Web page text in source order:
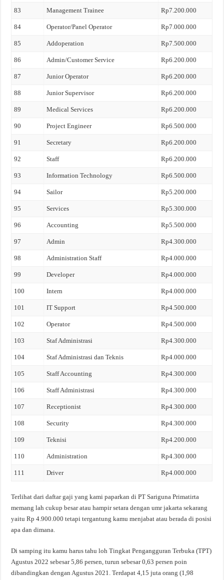
83 Management Trainee Rp7.200.000
84 Operator/Panel Operator Rp7.000.000
85 Addoperation Rp7.500.000
86 Admin/Customer Service Rp6.200.000
87 Junior Operator Rp6.200.000
88 Junior Supervisor Rp6.200.000
89 Medical Services Rp6.200.000
90 Project Engineer Rp6.500.000
91 Secretary Rp6.200.000
92 Staff Rp6.200.000
93 Information Technology Rp6.500.000
94 Sailor Rp5.200.000
95 Services Rp5.300.000
96 Accounting Rp5.500.000
97 Admin Rp4.300.000
98 Administration Staff Rp4.000.000
99 Developer Rp4.000.000
100 Intern Rp4.000.000
101 IT Support Rp4.500.000
102 Operator Rp4.500.000
103 Staf Administrasi Rp4.300.000
104 Staf Administrasi dan Teknis Rp4.000.000
105 Staff Accounting Rp4.300.000
106 Staff Administrasi Rp4.300.000
107 Receptionist Rp4.300.000
108 Security Rp4.300.000
109 Teknisi Rp4.200.000
110 Administration Rp4.300.000
111 Driver Rp4.000.000
Terlihat dari daftar gaji yang kami paparkan di PT Sariguna Primatirta
memang lah cukup besar atau hampir setara dengan umr jakarta sekarang
yaitu Rp 4.900.000 tetapi tergantung kamu menjabat atau berada di posisi
apa dan dimana.
Di samping itu kamu harus tahu loh Tingkat Pengangguran Terbuka (TPT)
Agustus 2022 sebesar 5,86 persen, turun sebesar 0,63 persen poin
dibandingkan dengan Agustus 2021. Terdapat 4,15 juta orang (1,98